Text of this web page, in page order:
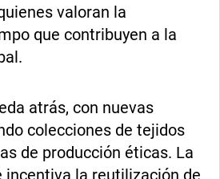
valoran la
que contribuyen a la
atrás, con nuevas
colecciones de tejidos
de producción éticas. La
incentiva la reutilización de